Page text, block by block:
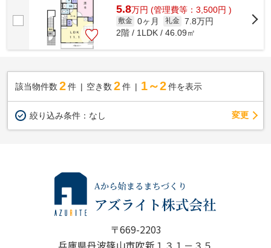
5.8万円 (管理費等：3,500円 )
敷金 0ヶ月 礼金 7.8万円
2階 / 1LDK / 46.09㎡
該当物件数 2件 空き数 2 件 1～2 件を表示
絞り込み条件： なし 変更
〒669-2203
兵庫県丹波篠山市吹新１３１－３５